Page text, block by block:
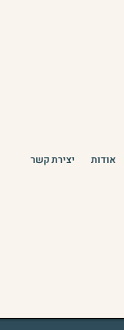
אודות יצירת קשר